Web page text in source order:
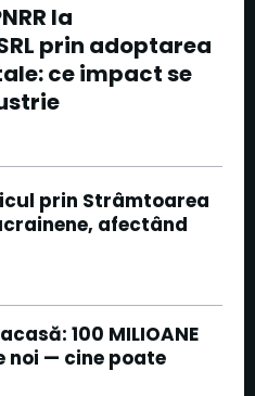
la
SRL prin adoptarea
ce impact se
prin Strâmtoarea
afectând
100 MILIOANE
noi — cine poate